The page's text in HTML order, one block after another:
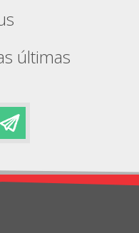
últimas